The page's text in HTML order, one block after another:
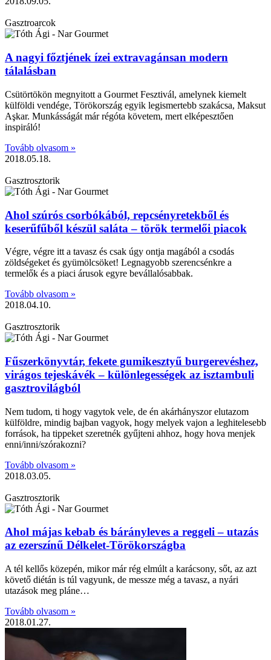
Gasztroarcok
A nagyi főztjének ízei extravagánsan modern
tálalásban
Csütörtökön megnyitott a Gourmet Fesztivál, amelynek kiemelt
külföldi vendége, Törökország egyik legismertebb szakácsa, Maksut
Aşkar. Munkásságát már régóta követem, mert elképesztően
inspiráló!
Tovább olvasom »
2018.05.18.
Gasztrosztorik
Ahol szúrós csorbókából, repcsényretekből és
keserűfűből készül saláta – török termelői piacok
Végre, végre itt a tavasz és csak úgy ontja magából a csodás
zöldségeket és gyümölcsöket! Legnagyobb szerencsénkre a
termelők és a piaci árusok egyre bevállalósabbak.
Tovább olvasom »
2018.04.10.
Gasztrosztorik
Fűszerkönyvtár, fekete gumikesztyű burgerevéshez,
virágos tejeskávék – különlegességek az isztambuli
gasztrovilágból
Nem tudom, ti hogy vagytok vele, de én akárhányszor elutazom
külföldre, mindig bajban vagyok, hogy melyek vajon a leghitelesebb
források, ha tippeket szeretnék gyűjteni ahhoz, hogy hova menjek
enni/inni/szórakozni?
Tovább olvasom »
2018.03.05.
Gasztrosztorik
Ahol májas kebab és bárányleves a reggeli – utazás
az ezerszínű Délkelet-Törökországba
A tél kellős közepén, mikor már rég elmúlt a karácsony, sőt, az azt
követő diétán is túl vagyunk, de messze még a tavasz, a nyári
utazások meg pláne…
Tovább olvasom »
2018.01.27.